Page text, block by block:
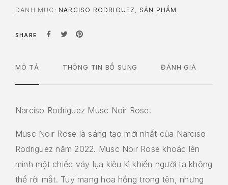
DANH MỤC: NARCISO RODRIGUEZ SẢN PHẨM
SHARE
MÔ TẢ THÔNG TIN BỔ SUNG ĐÁNH GIÁ
Narciso Rodriguez Musc Noir Rose.
Musc Noir Rose là sáng tạo mới nhất của Narciso
Rodriguez năm 2022. Musc Noir Rose khoác lên
mình một chiếc váy lụa kiêu kì khiến người ta không
thể rời mắt. Tuy mang hoa hồng trong tên, nhưng